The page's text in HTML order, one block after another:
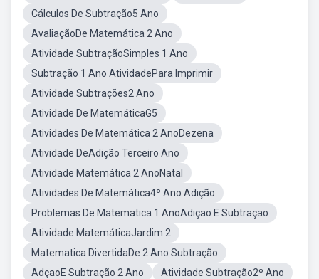
Cálculos De Subtração5 Ano
AvaliaçãoDe Matemática 2 Ano
Atividade SubtraçãoSimples 1 Ano
Subtração 1 Ano AtividadePara Imprimir
Atividade Subtrações2 Ano
Atividade De MatemáticaG5
Atividades De Matemática 2 AnoDezena
Atividade DeAdição Terceiro Ano
Atividade Matemática 2 AnoNatal
Atividades De Matemática4º Ano Adição
Problemas De Matematica 1 AnoAdiçao E Subtraçao
Atividade MatemáticaJardim 2
Matematica DivertidaDe 2 Ano Subtração
AdçaoE Subtração 2 Ano
Atividade Subtração2º Ano